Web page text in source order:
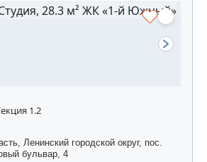
1.2
Ленинский городской округ, пос.
бульвар, 4